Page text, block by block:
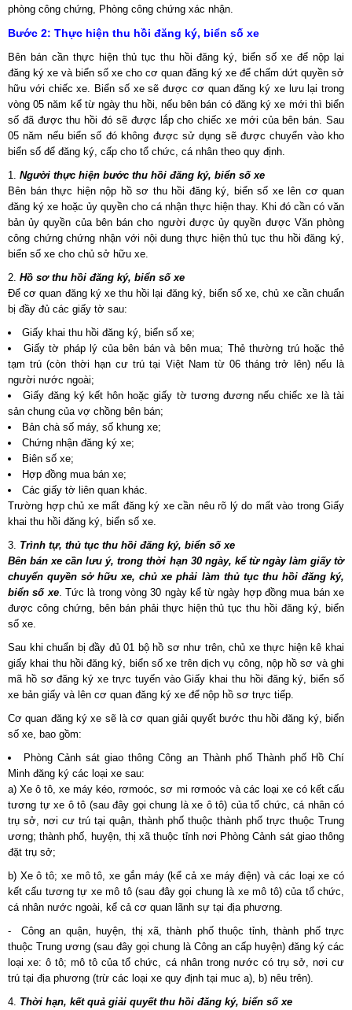
phòng công chứng, Phòng công chứng xác nhận.
Bước 2: Thực hiện thu hồi đăng ký, biển số xe
Bên bán cần thực hiện thủ tục thu hồi đăng ký, biển số xe để nộp lại
đăng ký xe và biển số xe cho cơ quan đăng ký xe để chấm dứt quyền sở
hữu với chiếc xe. Biển số xe sẽ được cơ quan đăng ký xe lưu lại trong
vòng 05 năm kể từ ngày thu hồi, nếu bên bán có đăng ký xe mới thì biển
số đã được thu hồi đó sẽ được lắp cho chiếc xe mới của bên bán. Sau
05 năm nếu biển số đó không được sử dụng sẽ được chuyển vào kho
biển số để đăng ký, cấp cho tổ chức, cá nhân theo quy định.
Người thực hiện bước thu hồi đăng ký, biển số xe
Bên bán thực hiện nộp hồ sơ thu hồi đăng ký, biển số xe lên cơ quan
đăng ký xe hoặc ủy quyền cho cá nhận thực hiện thay. Khi đó cần có văn
bản ủy quyền của bên bán cho người được ủy quyền được Văn phòng
công chứng chứng nhận với nội dung thực hiện thủ tục thu hồi đăng ký,
biển số xe cho chủ sở hữu xe.
Hồ sơ thu hồi đăng ký, biển số xe
Để cơ quan đăng ký xe thu hồi lại đăng ký, biển số xe, chủ xe cần chuẩn
bị đầy đủ các giấy tờ sau:
Giấy khai thu hồi đăng ký, biển số xe;
Giấy tờ pháp lý của bên bán và bên mua; Thẻ thường trú hoặc thẻ
tạm trú (còn thời hạn cư trú tại Việt Nam từ 06 tháng trở lên) nếu là
người nước ngoài;
Giấy đăng ký kết hôn hoặc giấy tờ tương đương nếu chiếc xe là tài
sản chung của vợ chồng bên bán;
Bản chà số máy, số khung xe;
Chứng nhận đăng ký xe;
Biên số xe;
Hợp đồng mua bán xe;
Các giấy tờ liên quan khác.
Trường hợp chủ xe mất đăng ký xe cần nêu rõ lý do mất vào trong Giấy
khai thu hồi đăng ký, biển số xe.
Trình tự, thủ tục thu hồi đăng ký, biển số xe
Bên bán xe cần lưu ý, trong thời hạn 30 ngày, kể từ ngày làm giấy tờ
chuyển quyền sở hữu xe, chủ xe phải làm thủ tục thu hồi đăng ký,
biển số xe. Tức là trong vòng 30 ngày kể từ ngày hợp đồng mua bán xe
được công chứng, bên bán phải thực hiện thủ tục thu hồi đăng ký, biển
số xe.
Sau khi chuẩn bị đầy đủ 01 bộ hồ sơ như trên, chủ xe thực hiện kê khai
giấy khai thu hồi đăng ký, biển số xe trên dịch vụ công, nộp hồ sơ và ghi
mã hồ sơ đăng ký xe trực tuyến vào Giấy khai thu hồi đăng ký, biển số
xe bản giấy và lên cơ quan đăng ký xe để nộp hồ sơ trực tiếp.
Cơ quan đăng ký xe sẽ là cơ quan giải quyết bước thu hồi đăng ký, biển
số xe, bao gồm:
Phòng Cảnh sát giao thông Công an Thành phố Thành phố Hồ Chí
Minh đăng ký các loại xe sau:
a) Xe ô tô, xe máy kéo, rơmoóc, sơ mi rơmoóc và các loại xe có kết cấu
tương tự xe ô tô (sau đây gọi chung là xe ô tô) của tổ chức, cá nhân có
trụ sở, nơi cư trú tại quận, thành phố thuộc thành phố trực thuộc Trung
ương; thành phố, huyện, thị xã thuộc tỉnh nơi Phòng Cảnh sát giao thông
đặt trụ sở;
b) Xe ô tô; xe mô tô, xe gắn máy (kể cả xe máy điện) và các loại xe có
kết cấu tương tự xe mô tô (sau đây gọi chung là xe mô tô) của tổ chức,
cá nhân nước ngoài, kể cả cơ quan lãnh sự tại địa phương.
- Công an quận, huyện, thị xã, thành phố thuộc tỉnh, thành phố trực
thuộc Trung ương (sau đây gọi chung là Công an cấp huyện) đăng ký các
loại xe: ô tô; mô tô của tổ chức, cá nhân trong nước có trụ sở, nơi cư
trú tại địa phương (trừ các loại xe quy định tại muc a), b) nêu trên).
Thời hạn, kết quả giải quyết thu hồi đăng ký, biển số xe